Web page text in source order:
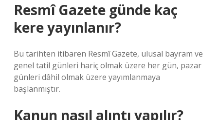
Resmî Gazete günde kaç
kere yayınlanır?
Bu tarihten itibaren Resmî Gazete, ulusal bayram ve
genel tatil günleri hariç olmak üzere her gün, pazar
günleri dâhil olmak üzere yayımlanmaya
başlanmıştır.
Kanun nasıl alıntı yapılır?